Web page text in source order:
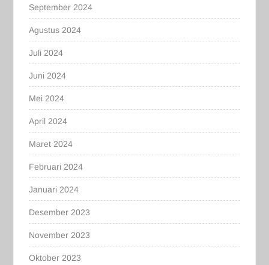
September 2024
Agustus 2024
Juli 2024
Juni 2024
Mei 2024
April 2024
Maret 2024
Februari 2024
Januari 2024
Desember 2023
November 2023
Oktober 2023